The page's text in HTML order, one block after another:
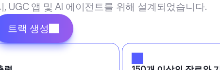
UGC 앱 및 AI 에이전트를 위해 설계되었습니다.
트랙 생성